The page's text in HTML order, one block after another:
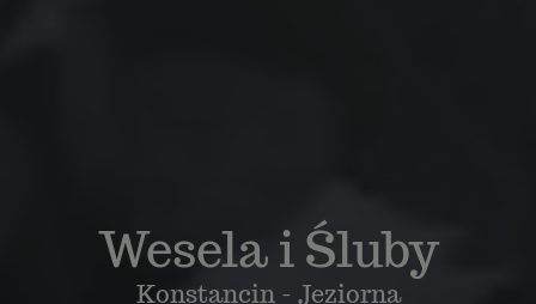
Wesela i Śluby
Konstancin - Jeziorna